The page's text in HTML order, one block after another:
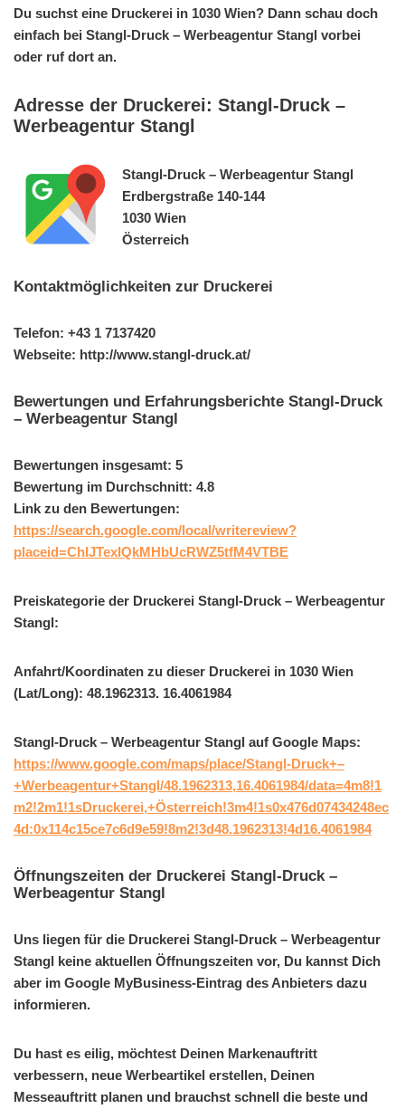
Du suchst eine Druckerei in 1030 Wien? Dann schau doch
einfach bei Stangl-Druck – Werbeagentur Stangl vorbei
oder ruf dort an.
Adresse der Druckerei: Stangl-Druck –
Werbeagentur Stangl
Stangl-Druck – Werbeagentur Stangl
Erdbergstraße 140-144
1030 Wien
Österreich
Kontaktmöglichkeiten zur Druckerei
Telefon: +43 1 7137420
Webseite: http://www.stangl-druck.at/
Bewertungen und Erfahrungsberichte Stangl-Druck
– Werbeagentur Stangl
Bewertungen insgesamt: 5
Bewertung im Durchschnitt: 4.8
Link zu den Bewertungen:
https://search.google.com/local/writereview?
placeid=ChIJTexIQkMHbUcRWZ5tfM4VTBE
Preiskategorie der Druckerei Stangl-Druck – Werbeagentur
Stangl:
Anfahrt/Koordinaten zu dieser Druckerei in 1030 Wien
(Lat/Long): 48.1962313. 16.4061984
Stangl-Druck – Werbeagentur Stangl auf Google Maps:
https://www.google.com/maps/place/Stangl-Druck+–
+Werbeagentur+Stangl/48.1962313,16.4061984/data=4m8!1
m2!2m1!1sDruckerei,+Österreich!3m4!1s0x476d07434248ec
4d:0x114c15ce7c6d9e59!8m2!3d48.1962313!4d16.4061984
Öffnungszeiten der Druckerei Stangl-Druck –
Werbeagentur Stangl
Uns liegen für die Druckerei Stangl-Druck – Werbeagentur
Stangl keine aktuellen Öffnungszeiten vor, Du kannst Dich
aber im Google MyBusiness-Eintrag des Anbieters dazu
informieren.
Du hast es eilig, möchtest Deinen Markenauftritt
verbessern, neue Werbeartikel erstellen, Deinen
Messeauftritt planen und brauchst schnell die beste und